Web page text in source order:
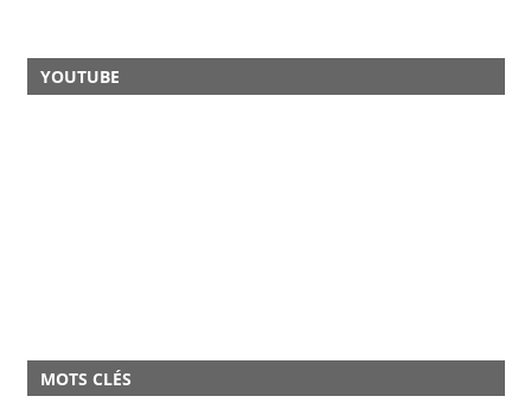
YOUTUBE
MOTS CLÉS